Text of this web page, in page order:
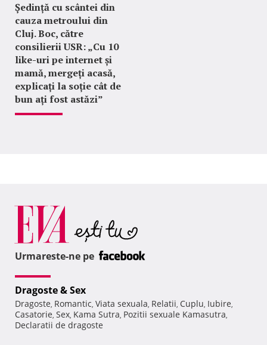
Ședință cu scântei din
cauza metroului din
Cluj. Boc, către
consilierii USR: „Cu 10
like-uri pe internet și
mamă, mergeți acasă,
explicați la soție cât de
bun ați fost astăzi”
Urmareste-ne pe
Dragoste & Sex
Dragoste, Romantic, Viata sexuala, Relatii, Cuplu, Iubire,
Casatorie, Sex, Kama Sutra, Pozitii sexuale Kamasutra,
Declaratii de dragoste